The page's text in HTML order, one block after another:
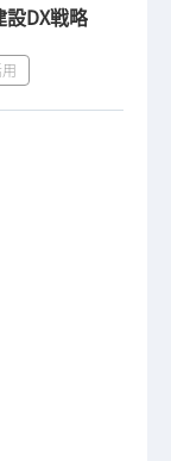
DX戦略